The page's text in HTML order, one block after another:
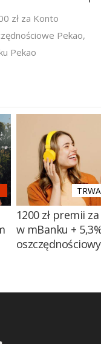
zł za Konto
Pekao,
Pekao
1200 zł premii
w mBanku +